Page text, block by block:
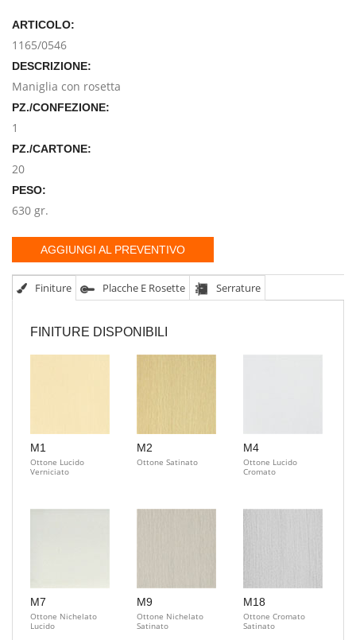
ARTICOLO:
1165/0546
DESCRIZIONE:
Maniglia con rosetta
PZ./CONFEZIONE:
1
PZ./CARTONE:
20
PESO:
630 gr.
AGGIUNGI AL PREVENTIVO
Finiture Placche E Rosette Serrature
FINITURE DISPONIBILI
M1
Ottone Lucido
Verniciato
M2
Ottone Satinato
M4
Ottone Lucido
Cromato
M7
Ottone Nichelato
Lucido
M9
Ottone Nichelato
Satinato
M18
Ottone Cromato
Satinato